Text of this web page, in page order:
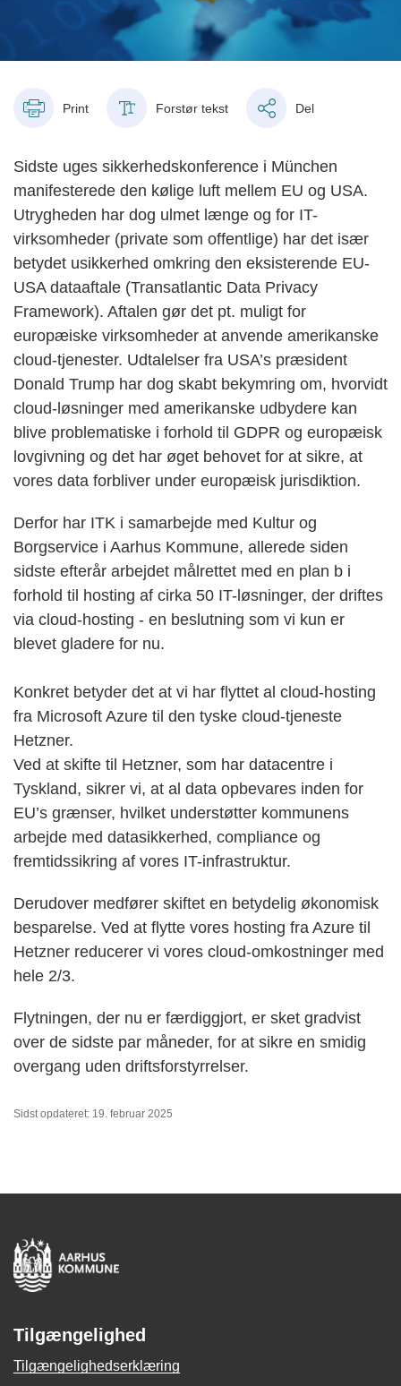
Print Forstør tekst Del
Sidste uges sikkerhedskonference i München
manifesterede den kølige luft mellem EU og USA.
Utrygheden har dog ulmet længe og for IT-
virksomheder (private som offentlige) har det især
betydet usikkerhed omkring den eksisterende EU-
USA dataaftale (Transatlantic Data Privacy
Framework). Aftalen gør det pt. muligt for
europæiske virksomheder at anvende amerikanske
cloud-tjenester. Udtalelser fra USA’s præsident
Donald Trump har dog skabt bekymring om, hvorvidt
cloud-løsninger med amerikanske udbydere kan
blive problematiske i forhold til GDPR og europæisk
lovgivning og det har øget behovet for at sikre, at
vores data forbliver under europæisk jurisdiktion.
Derfor har ITK i samarbejde med Kultur og
Borgservice i Aarhus Kommune, allerede siden
sidste efterår arbejdet målrettet med en plan b i
forhold til hosting af cirka 50 IT-løsninger, der driftes
via cloud-hosting - en beslutning som vi kun er
blevet gladere for nu.
Konkret betyder det at vi har flyttet al cloud-hosting
fra Microsoft Azure til den tyske cloud-tjeneste
Hetzner.
Ved at skifte til Hetzner, som har datacentre i
Tyskland, sikrer vi, at al data opbevares inden for
EU’s grænser, hvilket understøtter kommunens
arbejde med datasikkerhed, compliance og
fremtidssikring af vores IT-infrastruktur.
Derudover medfører skiftet en betydelig økonomisk
besparelse. Ved at flytte vores hosting fra Azure til
Hetzner reducerer vi vores cloud-omkostninger med
hele 2/3.
Flytningen, der nu er færdiggjort, er sket gradvist
over de sidste par måneder, for at sikre en smidig
overgang uden driftsforstyrrelser.
Sidst opdateret: 19. februar 2025
Tilgængelighed
Tilgængelighedserklæring